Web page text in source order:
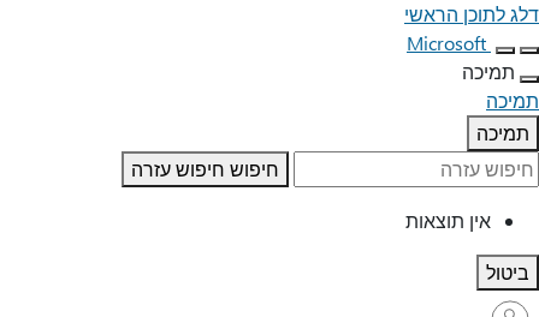
דלג לתוכן הראשי
Microsoft
תמיכה
תמיכה
תמיכה
חיפוש חיפוש עזרה
אין תוצאות
ביטול
היכנס